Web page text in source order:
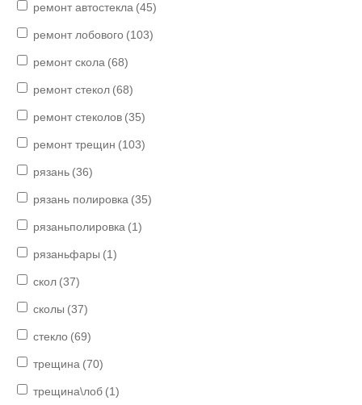
ремонт автостекла (45)
ремонт лобового (103)
ремонт скола (68)
ремонт стекол (68)
ремонт стеколов (35)
ремонт трещин (103)
рязань (36)
рязань полировка (35)
рязаньполировка (1)
рязаньфары (1)
скол (37)
сколы (37)
стекло (69)
трещина (70)
трещина\лоб (1)